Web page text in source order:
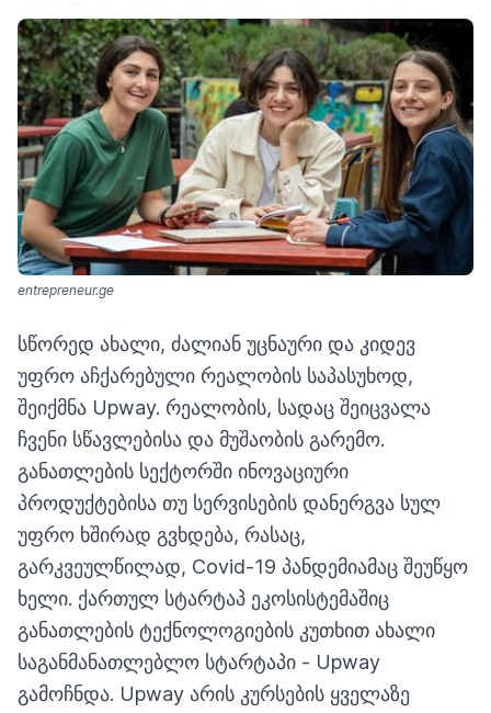
entrepreneur.ge
სწორედ ახალი, ძალიან უცნაური და კიდევ
უფრო აჩქარებული რეალობის საპასუხოდ,
შეიქმნა Upway. რეალობის, სადაც შეიცვალა
ჩვენი სწავლებისა და მუშაობის გარემო.
განათლების სექტორში ინოვაციური
პროდუქტებისა თუ სერვისების დანერგვა სულ
უფრო ხშირად გვხდება, რასაც,
გარკვეულწილად, Covid-19 პანდემიამაც შეუწყო
ხელი. ქართულ სტარტაპ ეკოსისტემაშიც
განათლების ტექნოლოგიების კუთხით ახალი
საგანმანათლებლო სტარტაპი - Upway
გამოჩნდა. Upway არის კურსების ყველაზე